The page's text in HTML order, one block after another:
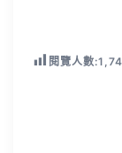
閱覽人數: